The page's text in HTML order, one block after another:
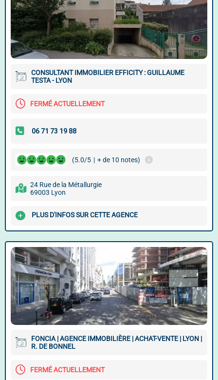
CONSULTANT IMMOBILIER EFFICITY : GUILLAUME
TESTA - LYON
FERMÉ ACTUELLEMENT
(5.0/5 | + de 10 notes)
24 Rue de la Métallurgie
69003 Lyon
PLUS D'INFOS SUR CETTE AGENCE
FONCIA | AGENCE IMMOBILIÈRE | ACHAT-VENTE | LYON |
R. DE BONNEL
FERMÉ ACTUELLEMENT